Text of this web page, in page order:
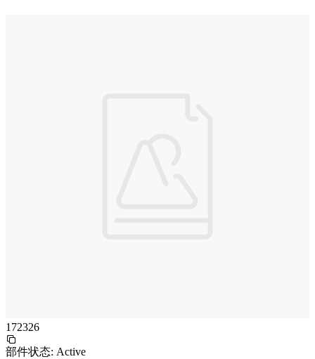
172326
部件状态: Active